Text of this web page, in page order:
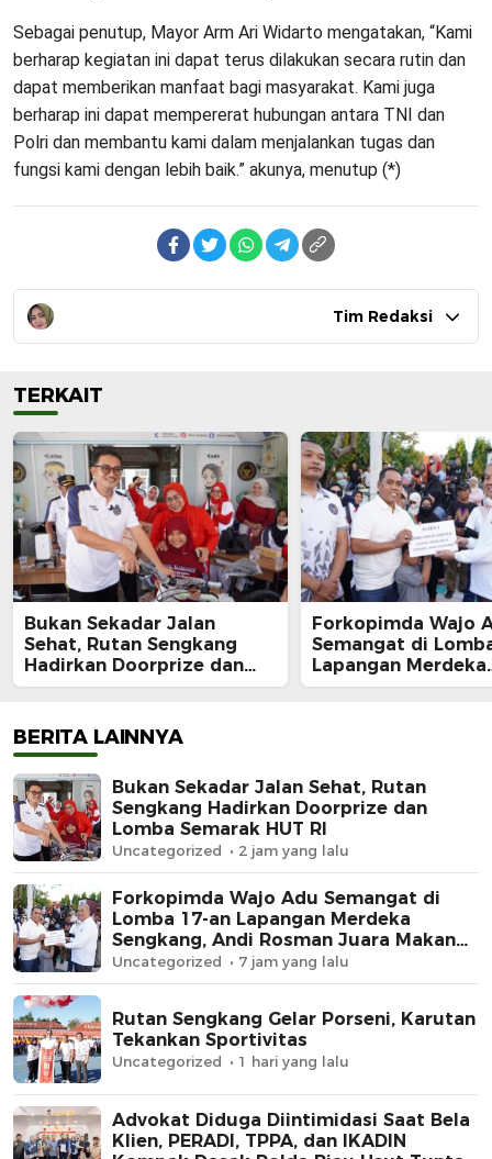
Sebagai penutup, Mayor Arm Ari Widarto mengatakan, “Kami
berharap kegiatan ini dapat terus dilakukan secara rutin dan
dapat memberikan manfaat bagi masyarakat. Kami juga
berharap ini dapat mempererat hubungan antara TNI dan
Polri dan membantu kami dalam menjalankan tugas dan
fungsi kami dengan lebih baik.” akunya, menutup (*)
Tim Redaksi
TERKAIT
Bukan Sekadar Jalan
Sehat, Rutan Sengkang
Hadirkan Doorprize dan
Lomba Semarak HUT RI
Forkopimda Wajo
Semangat di
Lapangan Merdeka
Sengkang, Andi
BERITA LAINNYA
Bukan Sekadar Jalan Sehat, Rutan
Sengkang Hadirkan Doorprize dan
Lomba Semarak HUT RI
Uncategorized 2 jam yang lalu
Forkopimda Wajo Adu Semangat di
Lomba 17-an Lapangan Merdeka
Sengkang, Andi Rosman Juara Makan
Krupuk
Uncategorized 7 jam yang lalu
Rutan Sengkang Gelar Porseni, Karutan
Tekankan Sportivitas
Uncategorized 1 hari yang lalu
Advokat Diduga Diintimidasi Saat Bela
Klien, PERADI, TPPA, dan IKADIN